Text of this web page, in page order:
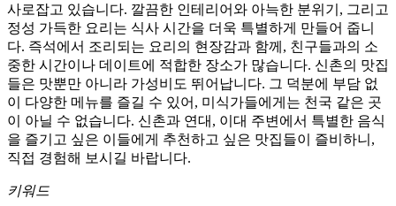
사로잡고 있습니다. 깔끔한 인테리어와 아늑한 분위기, 그리고
정성 가득한 요리는 식사 시간을 더욱 특별하게 만들어 줍니
다. 즉석에서 조리되는 요리의 현장감과 함께, 친구들과의 소
중한 시간이나 데이트에 적합한 장소가 많습니다. 신촌의 맛집
들은 맛뿐만 아니라 가성비도 뛰어납니다. 그 덕분에 부담 없
이 다양한 메뉴를 즐길 수 있어, 미식가들에게는 천국 같은 곳
이 아닐 수 없습니다. 신촌과 연대, 이대 주변에서 특별한 음식
을 즐기고 싶은 이들에게 추천하고 싶은 맛집들이 즐비하니,
직접 경험해 보시길 바랍니다.
키워드